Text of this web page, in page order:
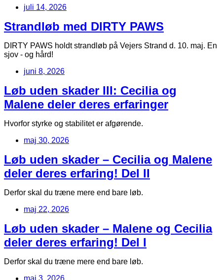
juli 14, 2026
Strandløb med DIRTY PAWS
DIRTY PAWS holdt strandløb på Vejers Strand d. 10. maj. En
sjov - og hård!
juni 8, 2026
Løb uden skader III: Cecilia og
Malene deler deres erfaringer
Hvorfor styrke og stabilitet er afgørende.
maj 30, 2026
Løb uden skader – Cecilia og Malene
deler deres erfaring! Del II
Derfor skal du træne mere end bare løb.
maj 22, 2026
Løb uden skader – Malene og Cecilia
deler deres erfaring! Del I
Derfor skal du træne mere end bare løb.